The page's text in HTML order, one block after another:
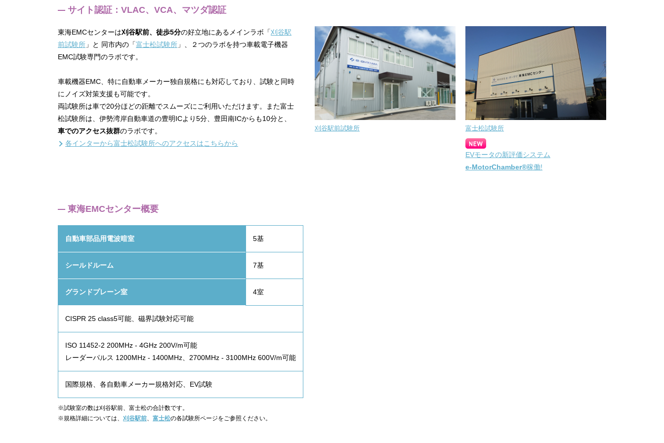
サイト認証：VLAC、VCA、マツダ認証
富士松試験所
EVモータの新評価システム
e-MotorChamber®稼働!
刈谷駅前試験所
東海EMCセンターは刈谷駅前、徒歩5分の好立地にあるメインラボ「刈谷駅
前試験所 」と 同市内の「富士松試験所 」、２つのラボを持つ車載電子機器
EMC試験専門のラボです。
車載機器EMC、特に自動車メーカー独自規格にも対応しており、試験と同時
にノイズ対策支援も可能です。
両試験所は車で20分ほどの距離でスムーズにご利用いただけます。また富士
松試験所は、伊勢湾岸自動車道の豊明ICより5分、豊田南ICからも10分と、
車でのアクセス抜群のラボです。
各インターから富士松試験所へのアクセスはこちらから
東海EMCセンター概要
※試験室の数は刈谷駅前、富士松の合計数です。
※規格詳細については、 刈谷駅前、 富士松の各試験所ページをご参照ください。
自動車部品用電波暗室 5基
シールドルーム 7基
グランドプレーン室 4室
CISPR 25 class5可能、磁界試験対応可能
ISO 11452-2 200MHz - 4GHz 200V/m可能
レーダーパルス 1200MHz - 1400MHz、2700MHz - 3100MHz 600V/m可能
国際規格、各自動車メーカー規格対応、EV試験